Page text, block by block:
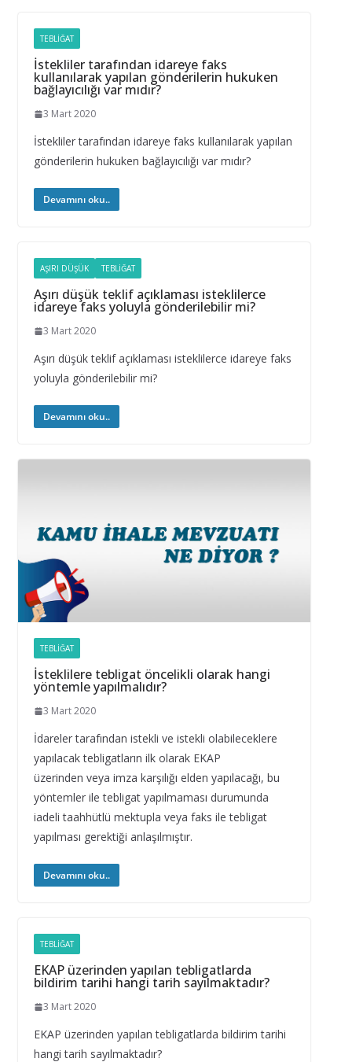
TEBLIĞAT
İstekliler tarafından idareye faks
kullanılarak yapılan gönderilerin hukuken
bağlayıcılığı var mıdır?
3 Mart 2020
İstekliler tarafından idareye faks kullanılarak yapılan
gönderilerin hukuken bağlayıcılığı var mıdır?
Devamını oku..
AŞIRI DÜŞÜK TEBLIĞAT
Aşırı düşük teklif açıklaması isteklilerce
idareye faks yoluyla gönderilebilir mi?
3 Mart 2020
Aşırı düşük teklif açıklaması isteklilerce idareye faks
yoluyla gönderilebilir mi?
Devamını oku..
TEBLIĞAT
İsteklilere tebligat öncelikli olarak hangi
yöntemle yapılmalıdır?
3 Mart 2020
İdareler tarafından istekli ve istekli olabileceklere
yapılacak tebligatların ilk olarak EKAP
üzerinden veya imza karşılığı elden yapılacağı, bu
yöntemler ile tebligat yapılmaması durumunda
iadeli taahhütlü mektupla veya faks ile tebligat
yapılması gerektiği anlaşılmıştır.
Devamını oku..
TEBLIĞAT
EKAP üzerinden yapılan tebligatlarda
bildirim tarihi hangi tarih sayılmaktadır?
3 Mart 2020
EKAP üzerinden yapılan tebligatlarda bildirim tarihi
hangi tarih sayılmaktadır?